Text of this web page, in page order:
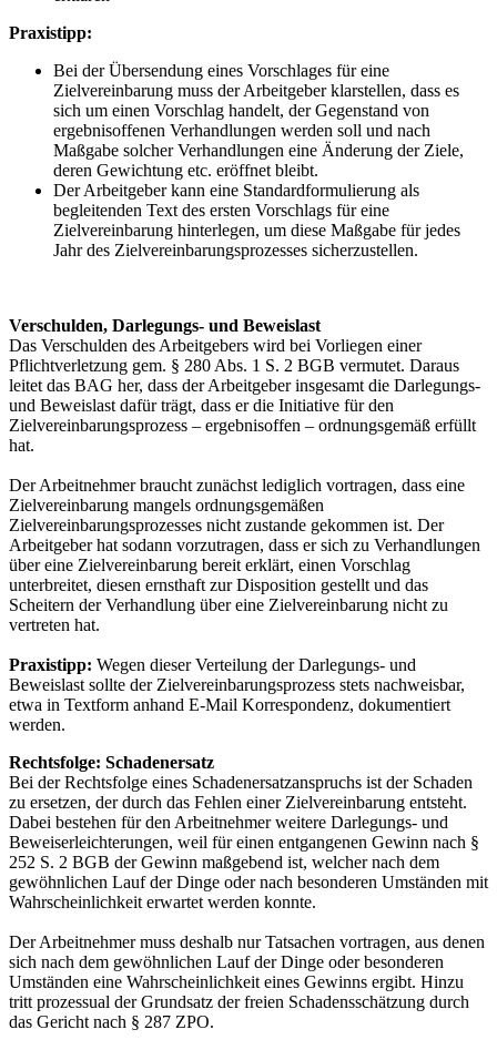
Praxistipp:
Bei der Übersendung eines Vorschlages für eine
Zielvereinbarung muss der Arbeitgeber klarstellen, dass es
sich um einen Vorschlag handelt, der Gegenstand von
ergebnisoffenen Verhandlungen werden soll und nach
Maßgabe solcher Verhandlungen eine Änderung der Ziele,
deren Gewichtung etc. eröffnet bleibt.
Der Arbeitgeber kann eine Standardformulierung als
begleitenden Text des ersten Vorschlags für eine
Zielvereinbarung hinterlegen, um diese Maßgabe für jedes
Jahr des Zielvereinbarungsprozesses sicherzustellen.
Verschulden, Darlegungs- und Beweislast
Das Verschulden des Arbeitgebers wird bei Vorliegen einer
Pflichtverletzung gem. § 280 Abs. 1 S. 2 BGB vermutet. Daraus
leitet das BAG her, dass der Arbeitgeber insgesamt die Darlegungs-
und Beweislast dafür trägt, dass er die Initiative für den
Zielvereinbarungsprozess – ergebnisoffen – ordnungsgemäß erfüllt
hat.
Der Arbeitnehmer braucht zunächst lediglich vortragen, dass eine
Zielvereinbarung mangels ordnungsgemäßen
Zielvereinbarungsprozesses nicht zustande gekommen ist. Der
Arbeitgeber hat sodann vorzutragen, dass er sich zu Verhandlungen
über eine Zielvereinbarung bereit erklärt, einen Vorschlag
unterbreitet, diesen ernsthaft zur Disposition gestellt und das
Scheitern der Verhandlung über eine Zielvereinbarung nicht zu
vertreten hat.
Praxistipp: Wegen dieser Verteilung der Darlegungs- und
Beweislast sollte der Zielvereinbarungsprozess stets nachweisbar,
etwa in Textform anhand E-Mail Korrespondenz, dokumentiert
werden.
Rechtsfolge: Schadenersatz
Bei der Rechtsfolge eines Schadenersatzanspruchs ist der Schaden
zu ersetzen, der durch das Fehlen einer Zielvereinbarung entsteht.
Dabei bestehen für den Arbeitnehmer weitere Darlegungs- und
Beweiserleichterungen, weil für einen entgangenen Gewinn nach §
252 S. 2 BGB der Gewinn maßgebend ist, welcher nach dem
gewöhnlichen Lauf der Dinge oder nach besonderen Umständen mit
Wahrscheinlichkeit erwartet werden konnte.
Der Arbeitnehmer muss deshalb nur Tatsachen vortragen, aus denen
sich nach dem gewöhnlichen Lauf der Dinge oder besonderen
Umständen eine Wahrscheinlichkeit eines Gewinns ergibt. Hinzu
tritt prozessual der Grundsatz der freien Schadensschätzung durch
das Gericht nach § 287 ZPO.